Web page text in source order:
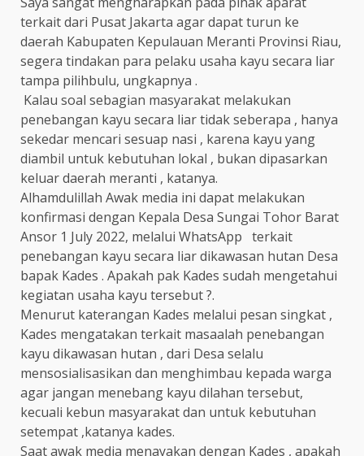
terkait dari Pusat Jakarta agar dapat turun ke
daerah Kabupaten Kepulauan Meranti Provinsi Riau,
segera tindakan para pelaku usaha kayu secara liar
tampa pilihbulu, ungkapnya .
Kalau soal sebagian masyarakat melakukan
penebangan kayu secara liar tidak seberapa , hanya
sekedar mencari sesuap nasi , karena kayu yang
diambil untuk kebutuhan lokal , bukan dipasarkan
keluar daerah meranti , katanya.
Alhamdulillah Awak media ini dapat melakukan
konfirmasi dengan Kepala Desa Sungai Tohor Barat
Ansor 1 July 2022, melalui WhatsApp terkait
penebangan kayu secara liar dikawasan hutan Desa
bapak Kades . Apakah pak Kades sudah mengetahui
kegiatan usaha kayu tersebut ?.
Menurut katerangan Kades melalui pesan singkat ,
Kades mengatakan terkait masaalah penebangan
kayu dikawasan hutan , dari Desa selalu
mensosialisasikan dan menghimbau kepada warga
agar jangan menebang kayu dilahan tersebut,
kecuali kebun masyarakat dan untuk kebutuhan
setempat ,katanya kades.
Saat awak media menayakan dengan Kades , apakah